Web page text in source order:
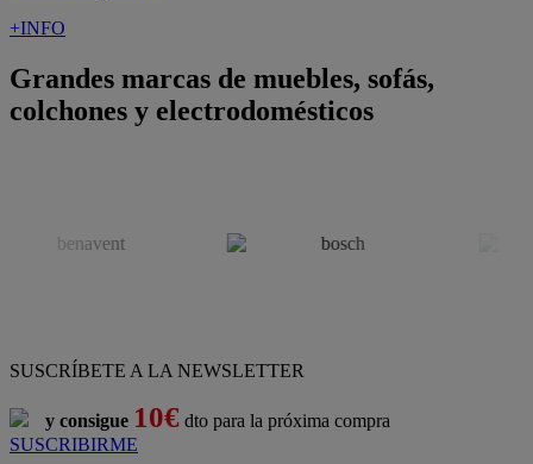
+INFO
Grandes marcas de muebles, sofás,
colchones y electrodomésticos
SUSCRÍBETE A LA NEWSLETTER
y consigue 10€ dto para la próxima compra
SUSCRIBIRME